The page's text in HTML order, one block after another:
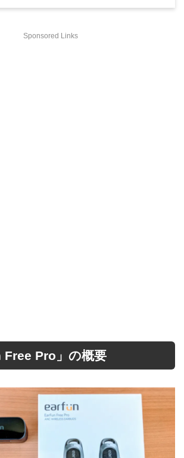
Sponsored Links
Free Pro」の概要